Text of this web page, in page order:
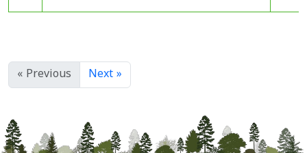
« Previous Next »